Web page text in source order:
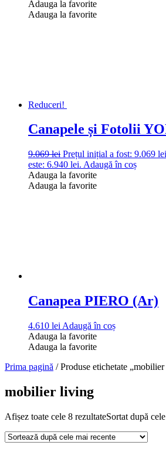
Adauga la favorite
Adauga la favorite
Reduceri!
Canapele și Fotolii
9.069lei Prețul inițial a fost: 9.069
este: 6.940 lei. Adaugă în coș
Adauga la favorite
Adauga la favorite
Canapea PIERO (Ar)
4.610 lei Adaugă în coș
Adauga la favorite
Adauga la favorite
Prima pagină / Produse etichetate
mobilier living
Afișez toate cele 8 rezultateSortat după